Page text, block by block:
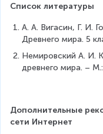
Список литературы
А. А. Вигасин, Г. И.
Древнего мира. 5
Немировский А. И.
древнего мира. –
Дополнительные
сети Интернет